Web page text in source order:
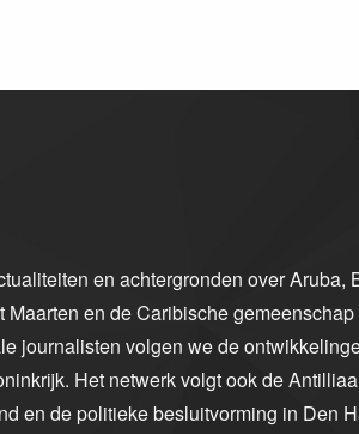
en achtergronden over Aruba,
en de Caribische gemeenschap
journalisten volgen we de
Het netwerk volgt ook de
en de politieke besluitvorming in Den